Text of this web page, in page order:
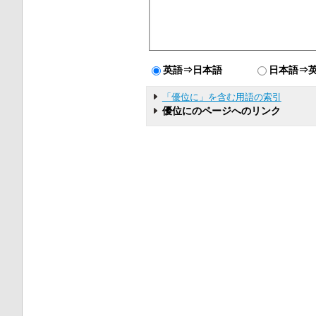
英語⇒日本語 日本語⇒
「優位に」を含む用語の索引
優位にのページへのリンク